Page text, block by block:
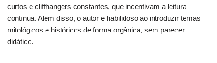
curtos e cliffhangers constantes, que incentivam a leitura
contínua. Além disso, o autor é habilidoso ao introduzir temas
mitológicos e históricos de forma orgânica, sem parecer
didático.